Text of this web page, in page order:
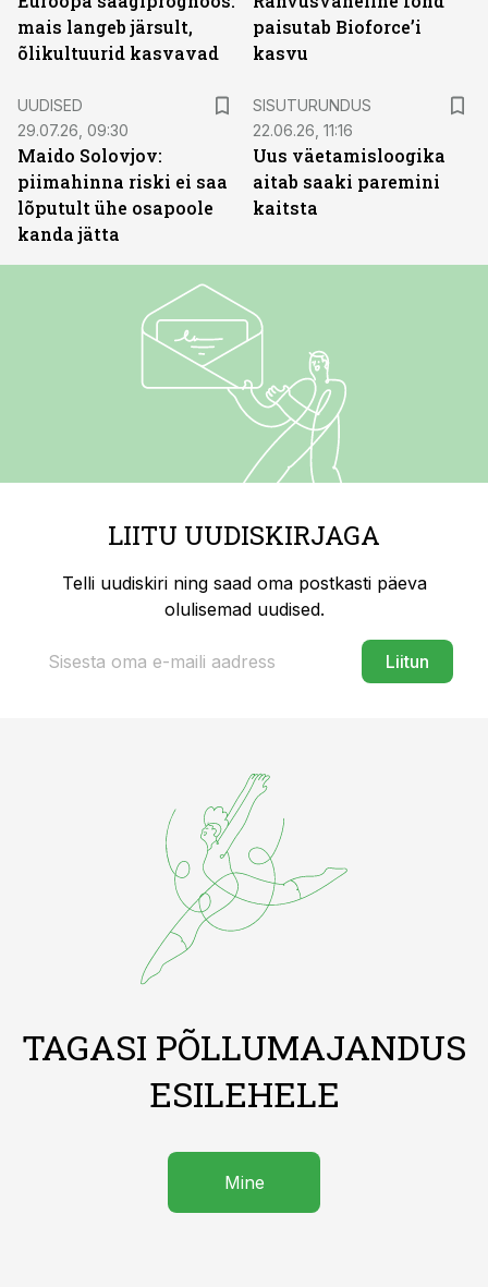
mais langeb järsult,
õlikultuurid kasvavad
paisutab Bioforce’i
kasvu
UUDISED
29.07.26, 09:30
Maido Solovjov:
piimahinna riski ei saa
lõputult ühe osapoole
kanda jätta
SISUTURUNDUS
22.06.26, 11:16
Uus väetamisloogika
aitab saaki paremini
kaitsta
LIITU UUDISKIRJAGA
Telli uudiskiri ning saad oma postkasti päeva
olulisemad uudised.
Liitun
TAGASI PÕLLUMAJANDUS
ESILEHELE
Mine